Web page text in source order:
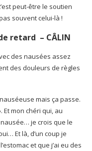
peut-être le soutien
souvent celui-là !
retard – CÂLIN
des nausées assez
des douleurs de règles
mais ça passe.
Et mon chéri qui, au
nausée… je crois que le
Et là, d’un coup je
et que j’ai eu des